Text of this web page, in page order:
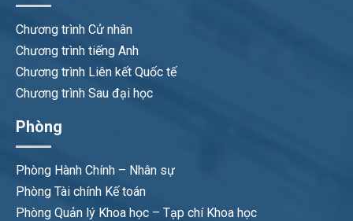
Chương trình Cử nhân
Chương trình tiếng Anh
Chương trình Liên kết Quốc tế
Chương trình Sau đại học
Phòng
Phòng Hành Chính – Nhân sự
Phòng Tài chính Kế toán
Phòng Quản lý Khoa học – Tạp chí Khoa học